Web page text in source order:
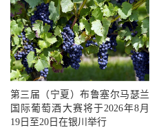
第三届（宁夏）布鲁塞尔马瑟兰
国际葡萄酒大赛将于2026年8月
19日至20日在银川举行